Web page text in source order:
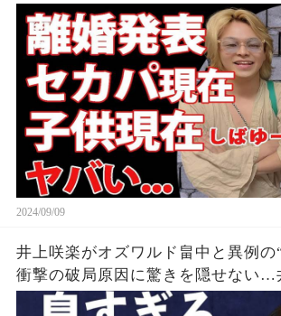
隠せない...『しばゆー＆あやなん』
した現在がヤバい...
2024/09/09
井上咲楽がオズワルド畠中と異例
衝撃の破局原因に驚きを隠せない…
護生活の真相